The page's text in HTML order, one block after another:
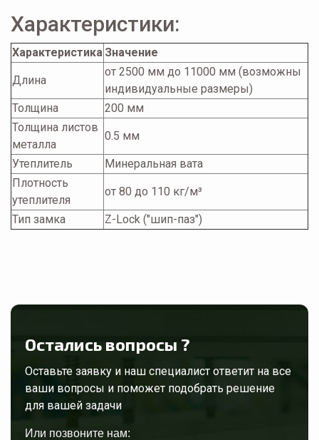
Характеристики:
Характеристика Значение
Длина
от 2500 мм до 11000 мм (возможны
индивидуальные размеры)
Толщина
200 мм
Толщина листов
металла
0.5 мм
Утеплитель
Минеральная вата
Плотность
утеплителя
от 80 до 110 кг/м³
Тип замка Z-Lock ("шип-паз")
Остались вопросы ?
Оставьте заявку и наш специалист ответит на все
ваши вопросы и поможет подобрать решение
для вашей задачи
Или позвоните нам: